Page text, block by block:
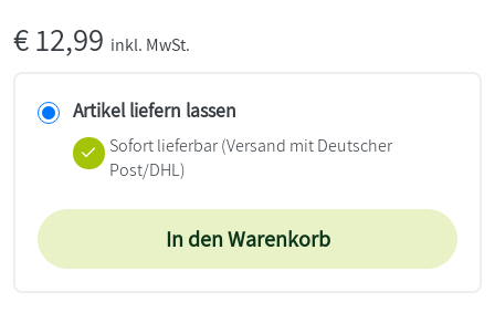
€12,99 inkl. MwSt.
Artikel liefern lassen
Sofort lieferbar(Versand mit Deutscher
Post/DHL)
In den Warenkorb